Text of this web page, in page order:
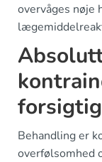
overvåges nøje
Behandling er
overfølsomhed